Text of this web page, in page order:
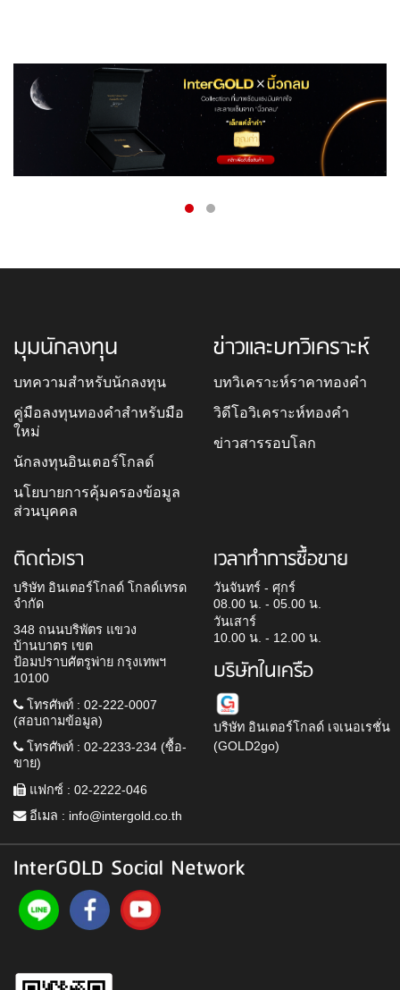
มุมนักลงทุน
บทความสำหรับนักลงทุน
คู่มือลงทุนทองคำสำหรับมือ
ใหม่
นักลงทุนอินเตอร์โกลด์
นโยบายการคุ้มครองข้อมูล
ส่วนบุคคล
ข่าวและบทวิเคราะห์
บทวิเคราะห์ราคาทองคำ
วิดีโอวิเคราะห์ทองคำ
ข่าวสารรอบโลก
ติดต่อเรา
บริษัท อินเตอร์โกลด์ โกลด์เทรด
จำกัด
348 ถนนบริพัตร แขวง
บ้านบาตร เขต
ป้อมปราบศัตรูพ่าย กรุงเทพฯ
10100
โทรศัพท์ : 02-222-0007
(สอบถามข้อมูล)
โทรศัพท์ : 02-2233-234 (ซื้อ-
ขาย)
แฟกซ์ : 02-2222-046
อีเมล : info@intergold.co.th
เวลาทำการซื้อขาย
วันจันทร์ - ศุกร์
08.00 น. - 05.00 น.
วันเสาร์
10.00 น. - 12.00 น.
บริษัทในเครือ
บริษัท อินเตอร์โกลด์ เจเนอเรชั่น
(GOLD2go)
InterGOLD Social Network